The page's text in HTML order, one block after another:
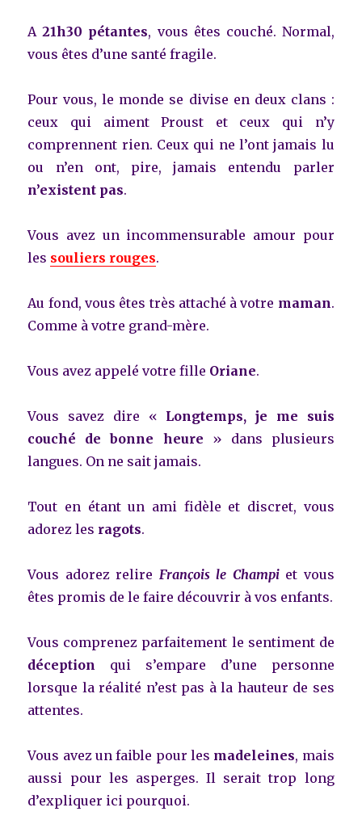
A21h30 pétantes, vous êtes couché. Normal,
vous êtes d’une santé fragile.
Pour vous, le monde se divise en deux clans :
ceux qui aiment Proust et ceux qui n’y
comprennent rien. Ceux qui ne l’ont jamais lu
ou n’en ont, pire, jamais entendu parler
n’existent pas.
Vous avez un incommensurable amour pour
les souliers rouges.
Au fond, vous êtes très attaché à votre maman.
Comme à votre grand-mère.
Vous avez appelé votre fille Oriane.
Vous savez dire « Longtemps, je me suis
couché de bonne heure » dans plusieurs
langues. On ne sait jamais.
Tout en étant un ami fidèle et discret, vous
adorez les ragots.
Vous adorez relire François le Champiet vous
êtes promis de le faire découvrir à vos enfants.
Vous comprenez parfaitement le sentiment de
déception
qui s’empare d’une personne
lorsque la réalité n’est pas à la hauteur de ses
attentes.
Vous avez un faible pour les madeleines, mais
aussi pour les asperges. Il serait trop long
d’expliquer ici pourquoi.